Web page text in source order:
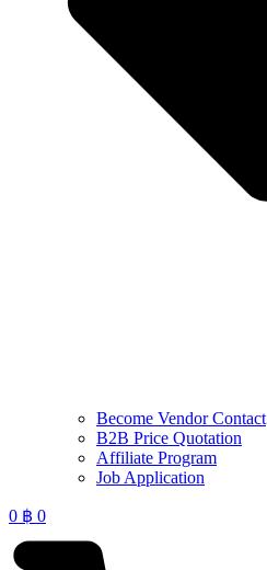
Become Vendor Contact
B2B Price Quotation
Affiliate Program
Job Application
0 ฿ 0